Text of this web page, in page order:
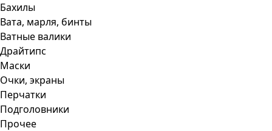
Бахилы
Вата, марля, бинты
Ватные валики
Драйтипс
Маски
Очки, экраны
Перчатки
Подголовники
Прочее